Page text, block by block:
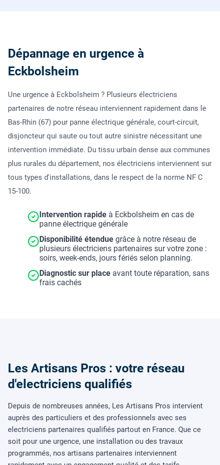
Dépannage en urgence à
Eckbolsheim
Une urgence à Eckbolsheim ? Plusieurs électriciens
partenaires de notre réseau interviennent rapidement dans le
Bas-Rhin (67) pour panne électrique générale, court-circuit,
disjoncteur qui saute ou tout autre sinistre nécessitant une
intervention immédiate. Du tissu urbain dense aux communes
plus rurales du département, nos électriciens interviennent sur
tous types d'installations, dans le respect de la norme NF C
15-100.
Intervention rapide à Eckbolsheim en cas de
panne électrique générale
Disponibilité étendue grâce à notre réseau de
plusieurs électriciens partenaires sur votre zone :
soirs, week-ends, jours fériés selon planning.
Diagnostic sur place avant toute réparation, sans
frais cachés
Les Artisans Pros : votre réseau
d'electriciens qualifiés
Depuis de nombreuses années, Les Artisans Pros intervient
auprès des particuliers et des professionnels avec ses
electriciens partenaires qualifiés partout en France. Que ce
soit pour une urgence, une installation ou des travaux
programmés, nos artisans partenaires interviennent